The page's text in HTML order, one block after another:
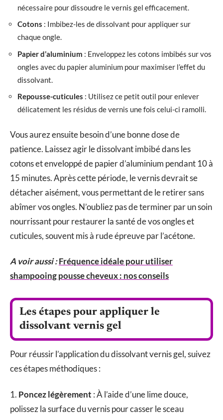
nécessaire pour dissoudre le vernis gel efficacement.
Cotons : Imbibez-les de dissolvant pour appliquer sur
chaque ongle.
Papier d’aluminium : Enveloppez les cotons imbibés sur vos
ongles avec du papier aluminium pour maximiser l’effet du
dissolvant.
Repousse-cuticules : Utilisez ce petit outil pour enlever
délicatement les résidus de vernis une fois celui-ci ramolli.
Vous aurez ensuite besoin d’une bonne dose de
patience. Laissez agir le dissolvant imbibé dans les
cotons et enveloppé de papier d’aluminium pendant 10 à
15 minutes. Après cette période, le vernis devrait se
détacher aisément, vous permettant de le retirer sans
abîmer vos ongles. N’oubliez pas de terminer par un soin
nourrissant pour restaurer la santé de vos ongles et
cuticules, souvent mis à rude épreuve par l’acétone.
A voir aussi :Fréquence idéale pour utiliser
shampooing pousse cheveux : nos conseils
Les étapes pour appliquer le
dissolvant vernis gel
Pour réussir l’application du dissolvant vernis gel, suivez
ces étapes méthodiques :
1. Poncez légèrement : À l’aide d’une lime douce,
polissez la surface du vernis pour casser le sceau